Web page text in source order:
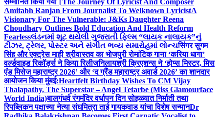
सम्मानित किया गया।The Journey Of Lyricist And Composer
Amitabh Ranjan From Journalist To Welknown LyricistA
Visionary For The Vulnerable: J&Ks Daughter Reena
Choudhary Outlines Bold Education And Health Reform
Fearlessલંડનમાં શૂટ થયેલી ગુજરાતી ફિલ્મ “લાયક નાલાયક”નું
ટીઝર, ટ્રેલર, પોસ્ટર અને સંગીત ભવ્ય સમારોહમાં લોન્ચसिंगर सुगम
सिंह और एक्ट्रेस माही श्रीवास्तव का भोजपुरी रोमांटिक गाना ‘करिया धागा’
वर्ल्डवाइड रिकॉर्ड्स ने किया रिलीजनिलायश्री क्रिएशन्स ने ‘होप्स मिस्टर, मिस
एंड मिसेज महाराष्ट्र 2026’ और ‘द ग्रैंड महाराष्ट्र अवार्ड 2026’ का शानदार
आयोजन किया मुंबई:Heartfelt Birthday Wishes To CM Vijay
Thalapathy, The Superstar – Angel Tetarbe (Miss Glamourface
World India)बालगंधर्व रंगमंदिर वर्धापन दिन सोहळ्यात निर्माती तथा
रिपब्लिकन पक्षाच्या नेत्या संघमित्रा ताई गायकवाड यांचा विशेष सन्मानDr